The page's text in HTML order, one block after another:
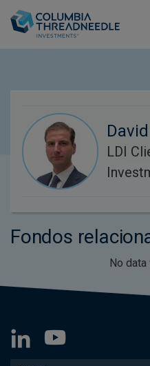
LDI
Fondos
No